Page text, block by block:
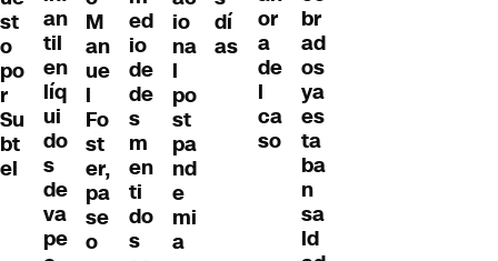
st
o
po
r
Su
bt
el
an
til
en
líq
ui
do
s
de
va
pe
M
an
ue
l
Fo
st
er,
pa
se
o
ed
io
de
de
s
m
en
ti
do
s
io
na
l
po
st
pa
nd
e
mi
a
dí
as
or
a
de
l
ca
so
br
ad
os
ya
es
ta
ba
n
sa
ld